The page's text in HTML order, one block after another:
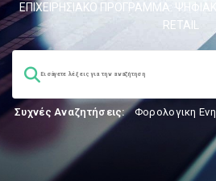
ΕΠΙΧΕΙΡΗΣΙΑΚΟ ΠΡΟΓΡΑΜΜΑ:
RETAIL
Συχνές Αναζητήσεις: Φορολογικη